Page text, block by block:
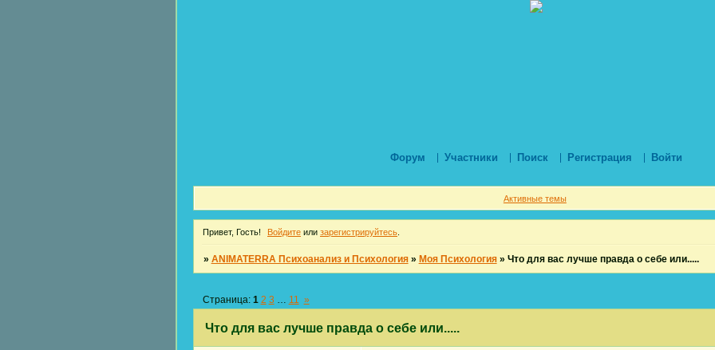
Форум Участники Поиск Регистрация Войти
Активные темы
Привет, Гость! Войдите или зарегистрируйтесь
» ANIMATERRA Психоанализ и Психология » Моя Психология » Что для вас лучше правда о себе или.....
Что для вас лучше правда о себе или.....
Страница: 1 2 3 11 »